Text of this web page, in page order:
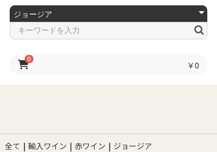
0
￥0
全て | 輸入ワイン | 赤ワイン | ジョージア